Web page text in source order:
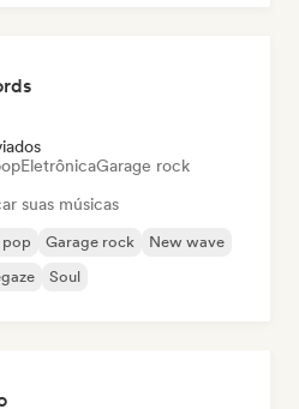
EletrônicaGarage rock
suas músicas
pop Garage rock
New wave
Soul